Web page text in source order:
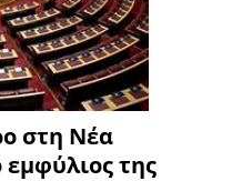
στη Νέα
εμφύλιος της